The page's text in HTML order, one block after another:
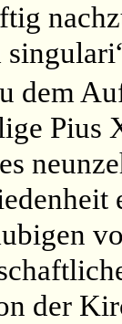
dem
Pius
der